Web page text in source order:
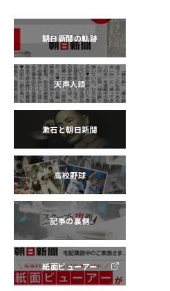
朝日新聞の軌跡
天声人語
漱石と朝日新聞
高校野球
記事の裏側
紙面ビューアー